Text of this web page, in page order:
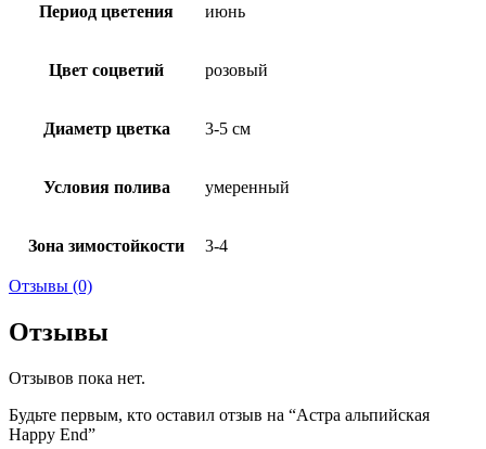
Период цветения июнь
Цвет соцветий розовый
Диаметр цветка 3-5 см
Условия полива умеренный
Зона зимостойкости 3-4
Отзывы (0)
Отзывы
Отзывов пока нет.
Будьте первым, кто оставил отзыв на “Астра альпийская
Happy End”